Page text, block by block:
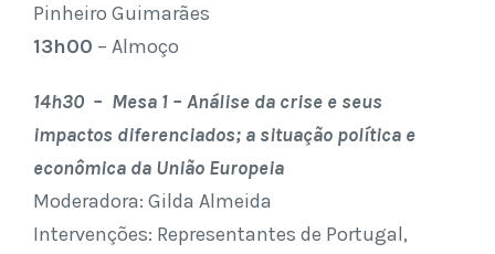
Pinheiro Guimarães
13h00 – Almoço
14h30 – Mesa 1 – Análise da crise e seus
impactos diferenciados; a situação política e
econômica da União Europeia
Moderadora: Gilda Almeida
Intervenções: Representantes de Portugal,